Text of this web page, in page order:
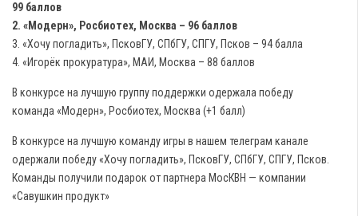
99 баллов
2. «Модерн», Росбиотех, Москва – 96 баллов
3. «Хочу погладить», ПсковГУ, СПбГУ, СПГУ, Псков – 94 балла
4. «Игорёк прокуратура», МАИ, Москва – 88 баллов
В конкурсе на лучшую группу поддержки одержала победу
команда «Модерн», Росбиотех, Москва (+1 балл)
В конкурсе на лучшую команду игры в нашем телеграм канале
одержали победу «Хочу погладить», ПсковГУ, СПбГУ, СПГУ, Псков.
Команды получили подарок от партнера МосКВН — компании
«Савушкин продукт»